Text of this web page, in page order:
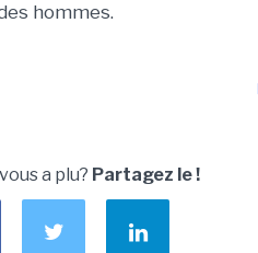
hommes.
a plu? Partagez le !